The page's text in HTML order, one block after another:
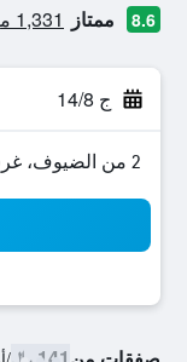
8.6 ممتاز 1,331 من التقييمات تم التحقق منها
ج 14/8
2 من الضيوف، غرفة واحدة